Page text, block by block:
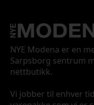
NYE Modena er en
Sarpsborg sentrum
nettbutikk.
Vi jobber til enhver